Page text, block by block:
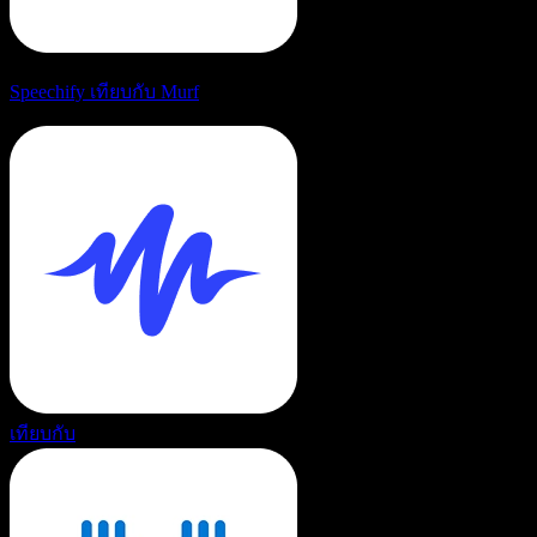
Speechify เทียบกับ Murf
เทียบกับ